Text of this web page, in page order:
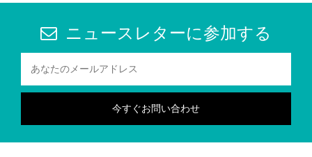
ニュースレターに参加する